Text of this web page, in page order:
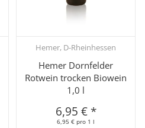
Hemer, D-Rheinhessen
Hemer Dornfelder
Rotwein trocken Biowein
1,0 l
6,95 € *
6,95 € pro 1 l